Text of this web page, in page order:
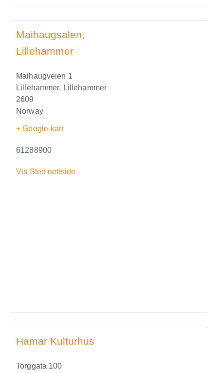
Maihaugsalen,
Lillehammer
Maihaugveien 1
Lillehammer, Lillehammer
2609
Norway
+ Google-kart
61288900
Vis Sted nettside
Hamar Kulturhus
Torggata 100